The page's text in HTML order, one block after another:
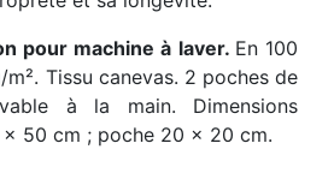
pour machine à laver. En 100
Tissu canevas. 2 poches de
à la main. Dimensions
50 cm ; poche 20 x 20 cm.